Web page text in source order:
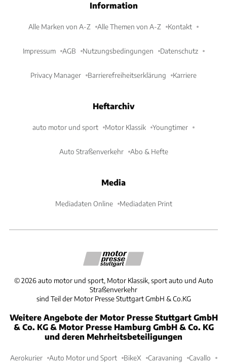
Information
Alle Marken von A-Z Alle Themen von A-Z Kontakt
Impressum AGB Nutzungsbedingungen Datenschutz
Privacy Manager Barrierefreiheitserklärung Karriere
Heftarchiv
auto motor und sport Motor Klassik Youngtimer
Auto Straßenverkehr Abo & Hefte
Media
Mediadaten Online Mediadaten Print
©2026 auto motor und sport, Motor Klassik, sport auto und Auto
Straßenverkehr
sind Teil der Motor Presse Stuttgart GmbH & Co.KG
Weitere Angebote der Motor Presse Stuttgart GmbH
& Co. KG & Motor Presse Hamburg GmbH & Co. KG
und deren Mehrheitsbeteiligungen
Aerokurier Auto Motor und Sport BikeX Caravaning Cavallo